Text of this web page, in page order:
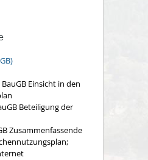
Einsicht in den
Beteiligung der
Zusammenfassende